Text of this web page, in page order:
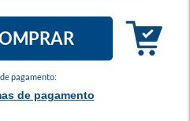
pagamento:
de pagamento